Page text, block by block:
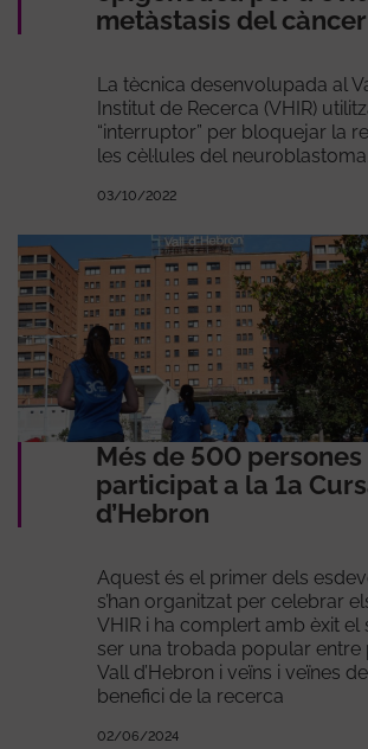
metàstasis del càncer
La tècnica desenvolupada al
Institut de Recerca (VHIR)
“interruptor” per bloquejar la
les cèl·lules del neuroblastoma.
03/10/2022
Més de 500 persones
participat a la 1a
d’Hebron
Aquest és el primer dels
s’han organitzat per celebrar
VHIR i ha complert amb èxit
ser una trobada popular entre
Vall d’Hebron i veïns i veïnes
benefici de la recerca
02/06/2024